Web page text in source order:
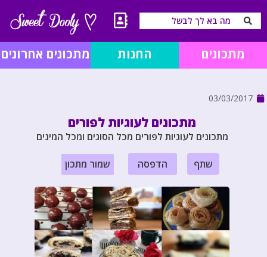
מתכונים החנות מתכונים אחרונים
03/03/2017
מתכונים לעוגיות לפורים
מתכונים לעוגיות לפורים מכל הסוגים ומכל המינים
שתף הדפסה שמור מתכון